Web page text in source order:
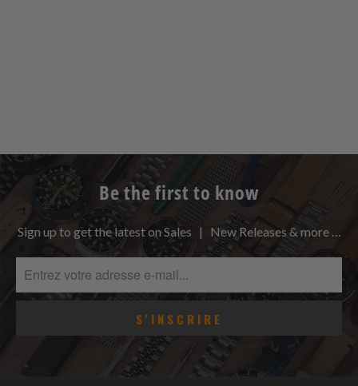
Be the first to know
Sign up to get the latest on Sales | New Releases & more …